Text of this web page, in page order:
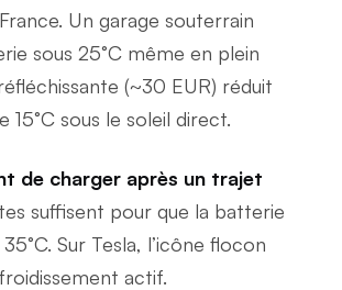
Un garage souterrain
sous 25°C même en plein
(~30 EUR) réduit
15°C sous le soleil direct.
de charger après un trajet
suffisent pour que la batterie
Sur Tesla, l’icône flocon
actif.